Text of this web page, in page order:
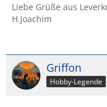
Liebe Grüße aus
H.Joachim
Griffon
Hobby-Legende